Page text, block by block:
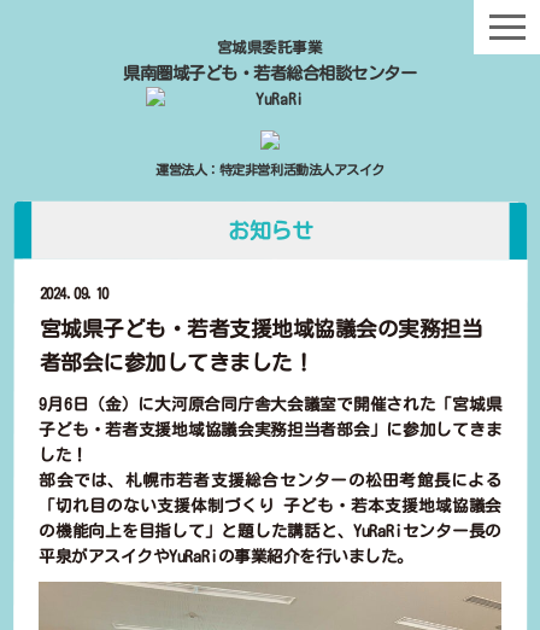
宮城県委託事業
県南圏域子ども・若者総合相談センター
運営法人：特定非営利活動法人アスイク
お知らせ
2024.09.10
宮城県子ども・若者支援地域協議会の実務担当
者部会に参加してきました！
9月6日（金）に大河原合同庁舎大会議室で開催された「宮城県
子ども・若者支援地域協議会実務担当者部会」に参加してきま
した！
部会では、札幌市若者支援総合センターの松田考館長による
「切れ目のない支援体制づくり 子ども・若本支援地域協議会
の機能向上を目指して」と題した講話と、YuRaRiセンター長の
平泉がアスイクやYuRaRiの事業紹介を行いました。